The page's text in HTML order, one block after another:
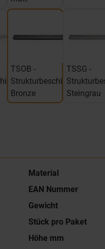
TSOB -
Strukturbeschichtet
Bronze
TSSG -
Steingrau
Material
EAN Nummer
Gewicht
Stück pro Paket
Höhe mm